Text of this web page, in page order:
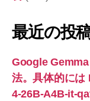
最近の投
Google
法。具体的に
4-26B-A4B-it-